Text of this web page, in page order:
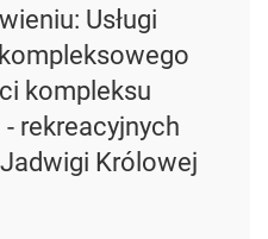
Usługi
kompleksu
rekreacyjnych
Królowej